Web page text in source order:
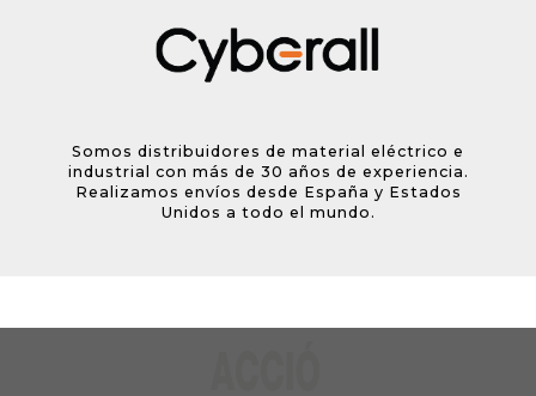
Somos distribuidores de material eléctrico e
industrial con más de 30 años de experiencia.
Realizamos envíos desde España y Estados
Unidos a todo el mundo.